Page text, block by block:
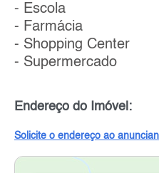
- Escola
- Farmácia
- Shopping Center
- Supermercado
Endereço do Imóvel:
Solicite o endereço ao